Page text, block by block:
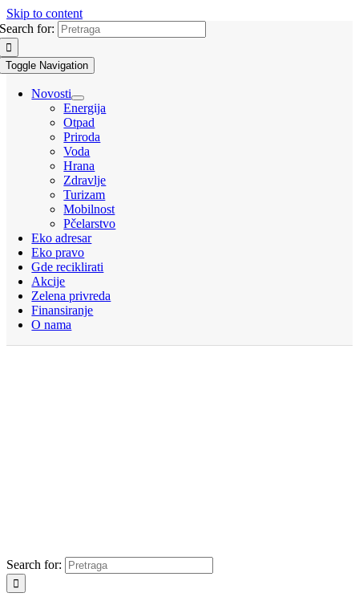
Skip to content
Search for:
Toggle Navigation
Novosti
Energija
Otpad
Priroda
Voda
Hrana
Zdravlje
Turizam
Mobilnost
Pčelarstvo
Eko adresar
Eko pravo
Gde reciklirati
Akcije
Zelena privreda
Finansiranje
O nama
Search for: